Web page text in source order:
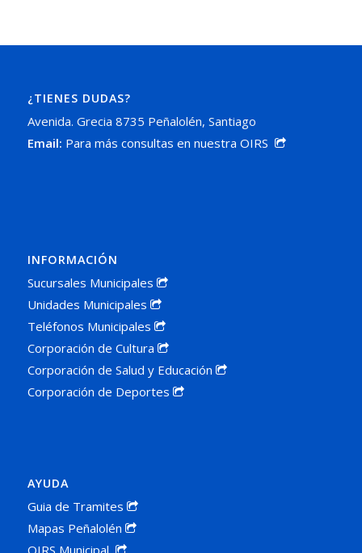
¿TIENES DUDAS?
Avenida. Grecia 8735 Peñalolén, Santiago
Email: Para más consultas en nuestra OIRS
INFORMACIÓN
Sucursales Municipales
Unidades Municipales
Teléfonos Municipales
Corporación de Cultura
Corporación de Salud y Educación
Corporación de Deportes
AYUDA
Guia de Tramites
Mapas Peñalolén
OIRS Municipal